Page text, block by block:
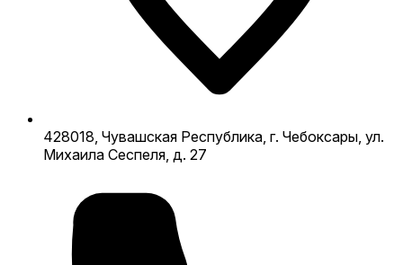
428018, Чувашская Республика, г. Чебоксары, ул.
Михаила Сеспеля, д. 27